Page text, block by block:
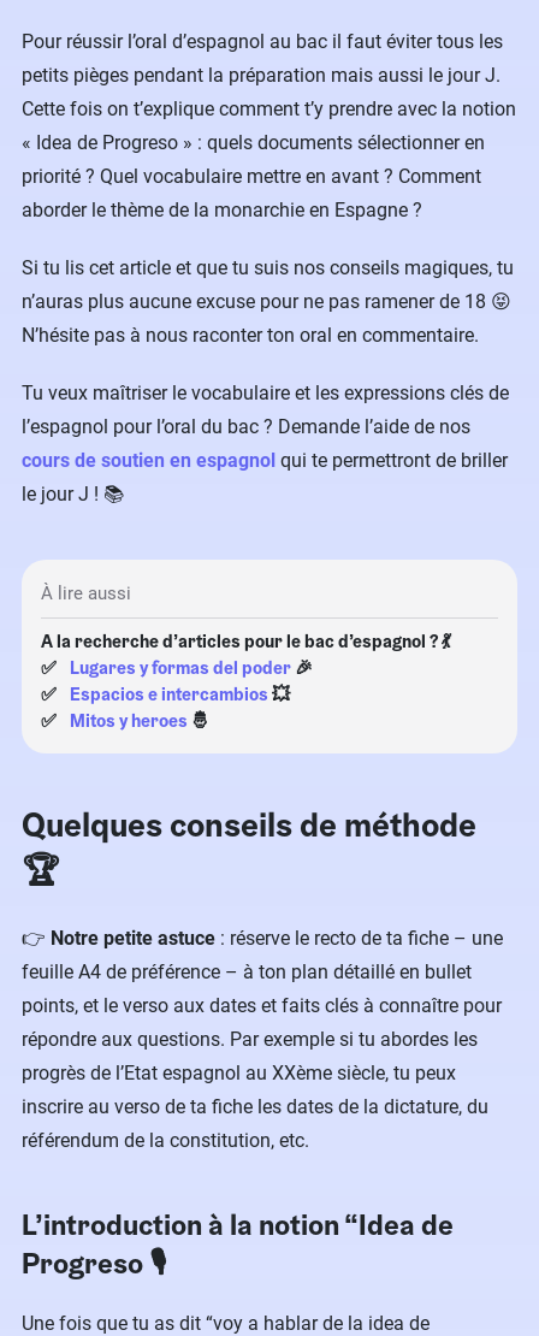
Pour réussir l’oral d’espagnol au bac il faut éviter tous les
petits pièges pendant la préparation mais aussi le jour J.
Cette fois on t’explique comment t’y prendre avec la notion
« Idea de Progreso » : quels documents sélectionner en
priorité ? Quel vocabulaire mettre en avant ? Comment
aborder le thème de la monarchie en Espagne ?
Si tu lis cet article et que tu suis nos conseils magiques, tu
n’auras plus aucune excuse pour ne pas ramener de 18 😝
N’hésite pas à nous raconter ton oral en commentaire.
Tu veux maîtriser le vocabulaire et les expressions clés de
l’espagnol pour l’oral du bac ? Demande l’aide de nos
cours de soutien en espagnol qui te permettront de briller
le jour J ! 📚
À lire aussi
A la recherche d’articles pour le bac d’espagnol ? 💃
✅ Lugares y formas del poder 🎉
✅ Espacios e intercambios 💥
✅ Mitos y heroes 🤴
Quelques conseils de méthode
🏆
👉 Notre petite astuce : réserve le recto de ta fiche – une
feuille A4 de préférence – à ton plan détaillé en bullet
points, et le verso aux dates et faits clés à connaître pour
répondre aux questions. Par exemple si tu abordes les
progrès de l’Etat espagnol au XXème siècle, tu peux
inscrire au verso de ta fiche les dates de la dictature, du
référendum de la constitution, etc.
L’introduction à la notion “Idea de
Progreso 🎙
Une fois que tu as dit “voy a hablar de la idea de